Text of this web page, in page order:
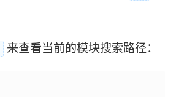
来查看当前的模块搜索路径：